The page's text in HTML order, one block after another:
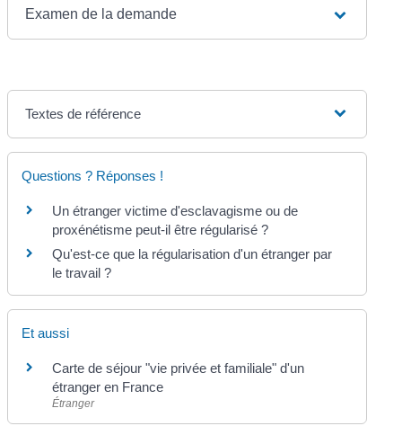
Examen de la demande
Textes de référence
Questions ? Réponses !
Un étranger victime d'esclavagisme ou de
proxénétisme peut-il être régularisé ?
Qu'est-ce que la régularisation d'un étranger par
le travail ?
Et aussi
Carte de séjour "vie privée et familiale" d'un
étranger en France
Étranger